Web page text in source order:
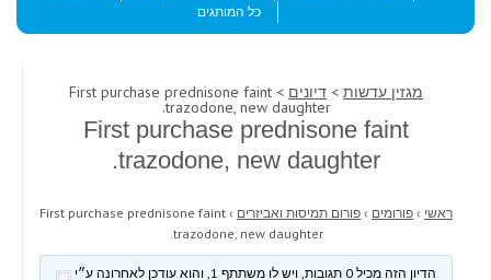
כל המותגים
מגזין עדשות > דיונים > First purchase prednisone faint
trazodone, new daughter.
First purchase prednisone faint
trazodone, new daughter.
ראשי › פורומים › פורום תמיסות ואביזרים ›
First purchase prednisone faint
trazodone, new daughter.
הדיון הזה מכיל 0 תגובות, ויש לו משתתף 1, והוא עודכן לאחרונה ע״י